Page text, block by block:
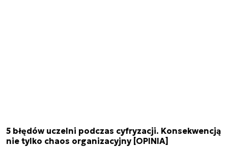
5 błędów uczelni podczas cyfryzacji. Konsekwencją
nie tylko chaos organizacyjny [OPINIA]